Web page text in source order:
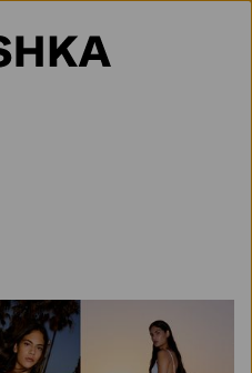
Selección de país